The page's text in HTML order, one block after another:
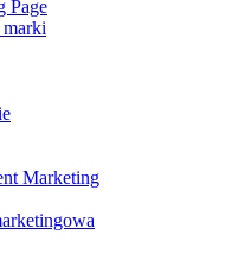
Page
marki
Marketing